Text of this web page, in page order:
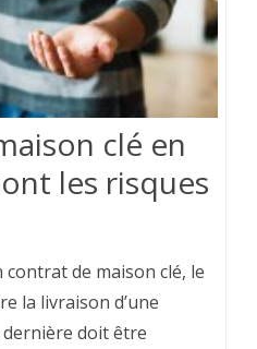
clé en
les risques
de maison clé, le
la livraison d’une
doit être